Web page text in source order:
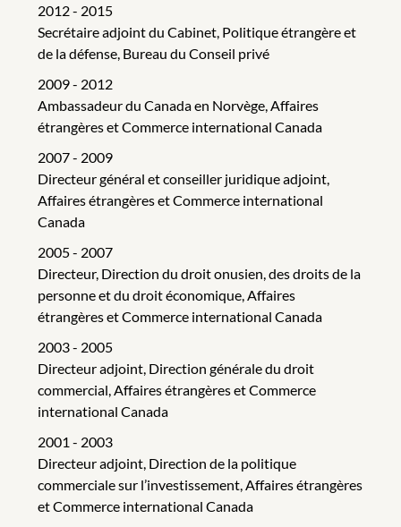
2012 - 2015
Secrétaire adjoint du Cabinet, Politique étrangère et
de la défense, Bureau du Conseil privé
2009 - 2012
Ambassadeur du Canada en Norvège, Affaires
étrangères et Commerce international Canada
2007 - 2009
Directeur général et conseiller juridique adjoint,
Affaires étrangères et Commerce international
Canada
2005 - 2007
Directeur, Direction du droit onusien, des droits de la
personne et du droit économique, Affaires
étrangères et Commerce international Canada
2003 - 2005
Directeur adjoint, Direction générale du droit
commercial, Affaires étrangères et Commerce
international Canada
2001 - 2003
Directeur adjoint, Direction de la politique
commerciale sur l’investissement, Affaires étrangères
et Commerce international Canada